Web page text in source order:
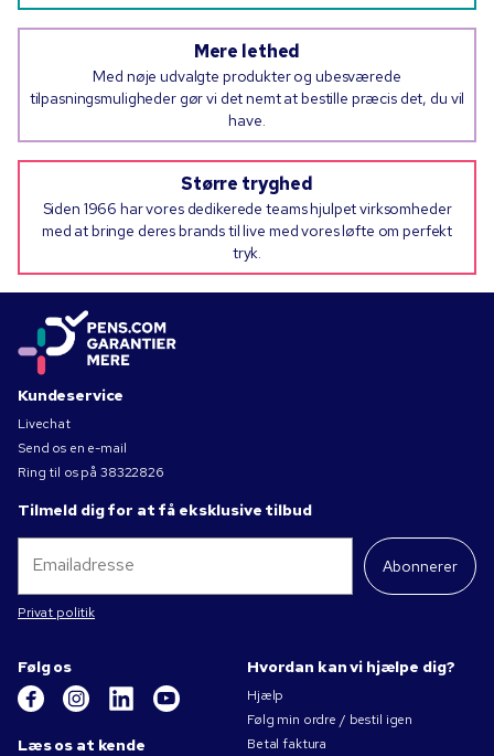
Mere lethed
Med nøje udvalgte produkter og ubesværede
tilpasningsmuligheder gør vi det nemt at bestille præcis det, du vil
have.
Større tryghed
Siden 1966 har vores dedikerede teams hjulpet virksomheder
med at bringe deres brands til live med vores løfte om perfekt
tryk.
Kundeservice
Livechat
Send os en e-mail
Ring til os på 38322826
Tilmeld dig for at få eksklusive tilbud
Abonnerer
Privat politik
Følg os
Læs os at kende
Hvordan kan vi hjælpe dig?
Hjælp
Følg min ordre / bestil igen
Betal faktura